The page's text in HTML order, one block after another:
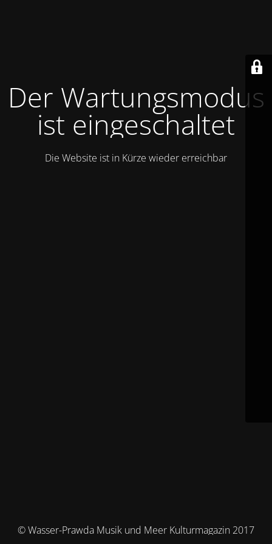
Der Wartungsmodus
ist eingeschaltet
Die Website ist in Kürze wieder erreichbar
© Wasser-Prawda Musik und Meer Kulturmagazin 2017